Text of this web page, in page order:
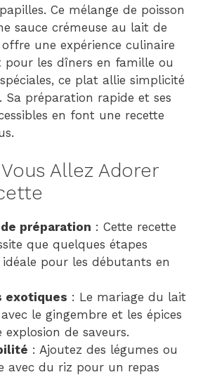
Ce mélange de poisson
sauce crémeuse au lait de
une expérience culinaire
pour les dîners en famille ou
ce plat allie simplicité
Sa préparation rapide et ses
en font une recette
Allez Adorer
préparation : Cette recette
que quelques étapes
idéale pour les débutants en
exotiques : Le mariage du lait
le gingembre et les épices
explosion de saveurs.
: Ajoutez des légumes ou
avec du riz pour un repas